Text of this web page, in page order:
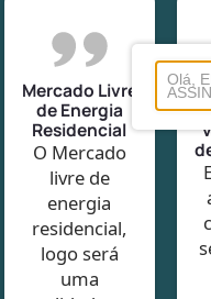
Mercado Livre
de Energia
Residencial
O Mercado
livre de
energia
residencial,
logo será
uma